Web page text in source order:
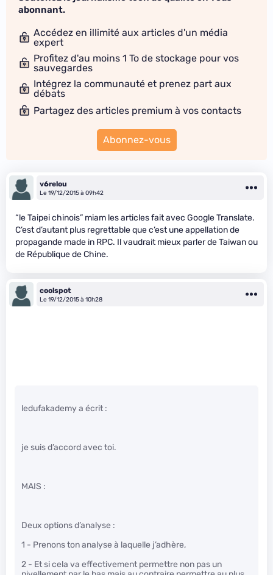
abonnant.
Accédez en illimité aux articles d'un média
expert
Profitez d'au moins 1 To de stockage pour vos
sauvegardes
Intégrez la communauté et prenez part aux
débats
Partagez des articles premium à vos contacts
Abonnez-vous
v6relou
Le 19/12/2015 à 09h42
“le Taipei chinois” miam les articles fait avec Google Translate.
C’est d’autant plus regrettable que c’est une appellation de
propagande made in RPC. Il vaudrait mieux parler de Taiwan ou
de République de Chine.
coolspot
Le 19/12/2015 à 10h28
ledufakademy a écrit :
je suis d’accord avec toi.
MAIS :
Deux options d’analyse :
1 - Prenons ton analyse à laquelle j’adhère,
2 - Et si cela va effectivement permettre non pas un